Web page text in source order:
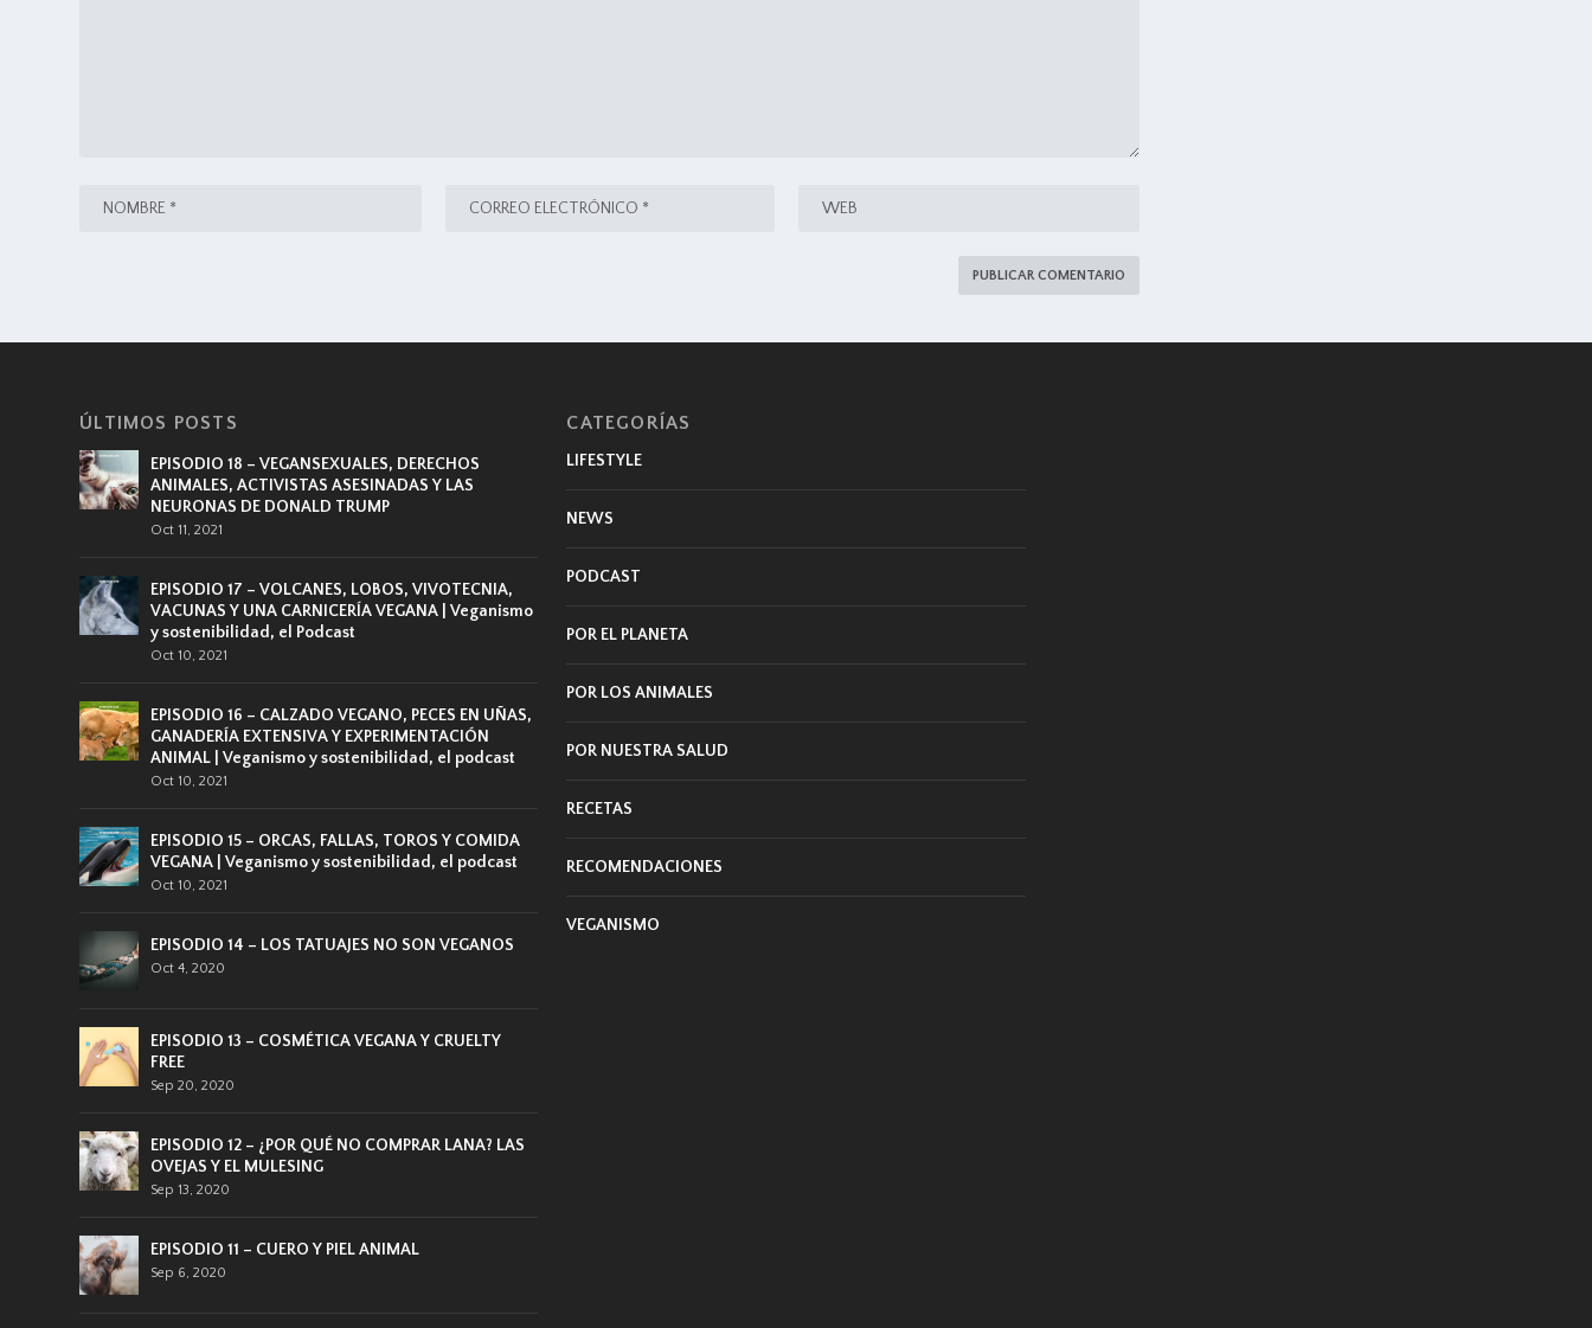
ÚLTIMOS POSTS
EPISODIO 18 – VEGANSEXUALES, DERECHOS
ANIMALES, ACTIVISTAS ASESINADAS Y LAS
NEURONAS DE DONALD TRUMP
Oct 11, 2021
EPISODIO 17 – VOLCANES, LOBOS, VIVOTECNIA,
VACUNAS Y UNA CARNICERÍA VEGANA | Veganismo
y sostenibilidad, el Podcast
Oct 10, 2021
EPISODIO 16 – CALZADO VEGANO, PECES EN UÑAS,
GANADERÍA EXTENSIVA Y EXPERIMENTACIÓN
ANIMAL | Veganismo y sostenibilidad, el podcast
Oct 10, 2021
EPISODIO 15 – ORCAS, FALLAS, TOROS Y COMIDA
VEGANA | Veganismo y sostenibilidad, el podcast
Oct 10, 2021
EPISODIO 14 – LOS TATUAJES NO SON VEGANOS
Oct 4, 2020
EPISODIO 13 – COSMÉTICA VEGANA Y CRUELTY
FREE
Sep 20, 2020
EPISODIO 12 – ¿POR QUÉ NO COMPRAR LANA? LAS
OVEJAS Y EL MULESING
Sep 13, 2020
EPISODIO 11 – CUERO Y PIEL ANIMAL
Sep 6, 2020
CATEGORÍAS
LIFESTYLE
NEWS
PODCAST
POR EL PLANETA
POR LOS ANIMALES
POR NUESTRA SALUD
RECETAS
RECOMENDACIONES
VEGANISMO